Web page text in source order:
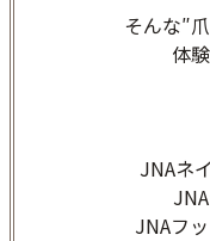
そんな″
体
JNAネ
JNAフ